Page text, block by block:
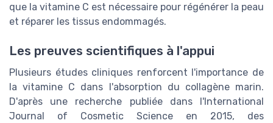
que la vitamine C est nécessaire pour régénérer la peau
et réparer les tissus endommagés.
Les preuves scientifiques à l'appui
Plusieurs études cliniques renforcent l'importance de
la vitamine C dans l'absorption du collagène marin.
D'après une recherche publiée dans l'International
Journal of Cosmetic Science en 2015, des